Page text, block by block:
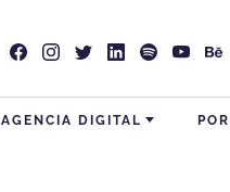
Levadura Agencia en
Levadura Agencia en
Levadura
Levadura
AGENCIA DIGITAL